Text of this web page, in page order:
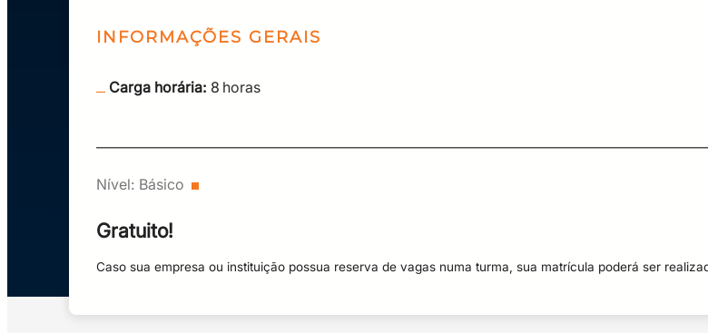
INFORMAÇÕES GERAIS
Carga horária: 8 horas
Nível: Básico
Gratuito!
Caso sua empresa ou instituição possua reserva de vagas numa turma, sua matrícula poderá ser